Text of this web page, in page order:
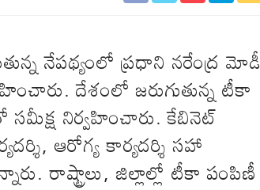
నేపథ్యంలో ప్రధాని నరేంద్ర మోడీ
దేశంలో జరుగుతున్న టీకా
నిర్వహించారు. కేబినెట్
ఆరోగ్య కార్యదర్శి సహా
రాష్ట్రాలు, జిల్లాల్లో టీకా పంపిణీ